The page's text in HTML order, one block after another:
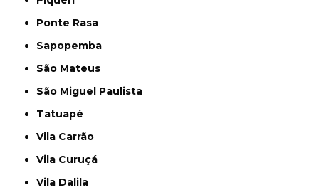
Ponte Rasa
Sapopemba
São Mateus
São Miguel Paulista
Tatuapé
Vila Carrão
Vila Curuçá
Vila Dalila